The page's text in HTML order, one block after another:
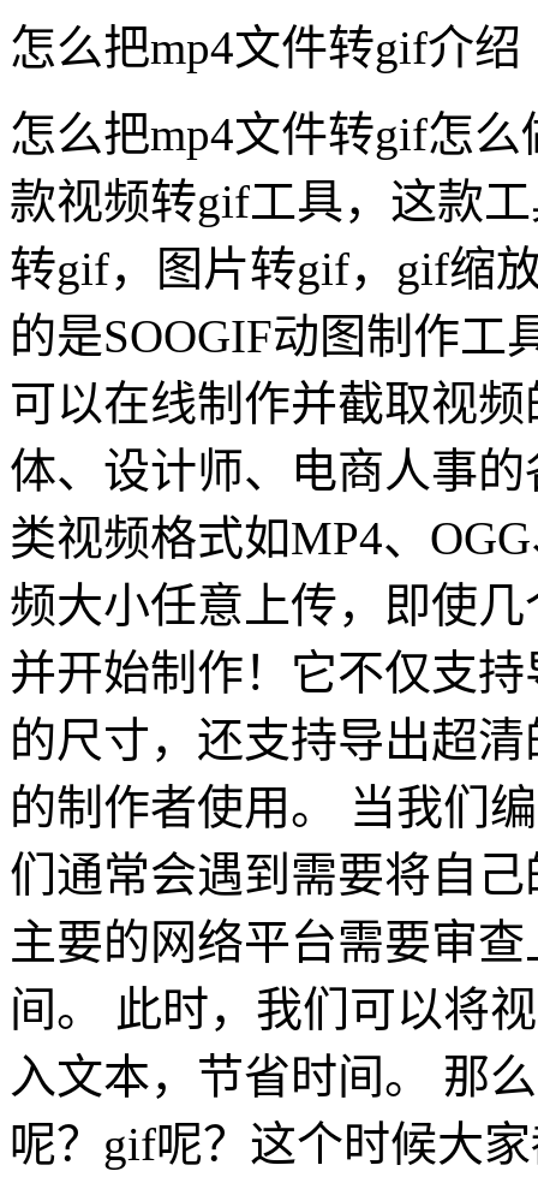
怎么把mp4文件转gif介绍
怎么把mp4文件转gif怎
款视频转gif工具，这款
转gif，图片转gif，gif缩
的是SOOGIF动图制作工
可以在线制作并截取视
体、设计师、电商人事
类视频格式如MP4、
频大小任意上传，即使
并开始制作！它不仅支
的尺寸，还支持导出超
的制作者使用。 当我们
们通常会遇到需要将自
主要的网络平台需要审
间。 此时，我们可以将
入文本，节省时间。 那
呢？gif呢？这个时候大